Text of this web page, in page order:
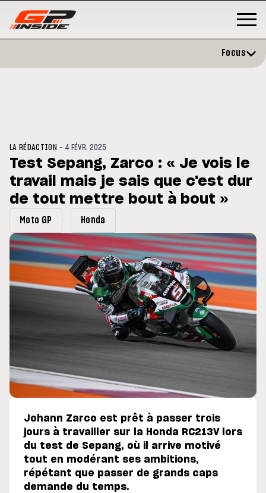
: Horaires et
du GP de Grande-
MOTO GP
Zarco évite l'opération et vise
retour en septembre
Focus
LA RÉDACTION - 4 FÉVR. 2025
Test Sepang, Zarco : « Je vois le
travail mais je sais que c'est dur
de tout mettre bout à bout »
Moto GP Honda
Johann Zarco est prêt à passer trois
jours à travailler sur la Honda RC213V lors
du test de Sepang, où il arrive motivé
tout en modérant ses ambitions,
répétant que passer de grands caps
demande du temps.